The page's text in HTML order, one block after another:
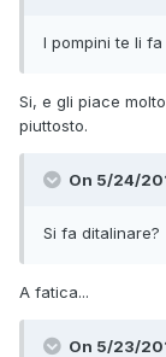
I pompini te li fa
Si, e gli piace
piuttosto.
On 5/24/
Si fa ditalinare?
A fatica...
On 5/23/